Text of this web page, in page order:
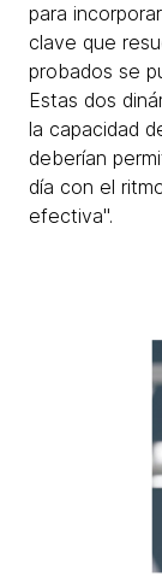
para
clave que
probados se
Estas dos
la capacidad
deberían
día con el
efectiva".